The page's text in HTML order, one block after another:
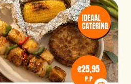
€25,95
P.P